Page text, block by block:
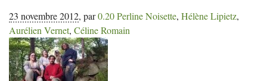
23 novembre 2012, par0.20 Perline Noisette, Hélène Lipietz,
Aurélien Vernet, Céline Romain